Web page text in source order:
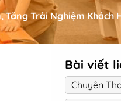
Tăng Trải Nghiệm Khách
Bài viết
Chuyên